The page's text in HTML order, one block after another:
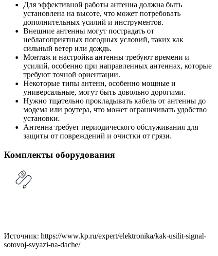
Для эффективной работы антенна должна быть
установлена на высоте, что может потребовать
дополнительных усилий и инструментов.
Внешние антенны могут пострадать от
неблагоприятных погодных условий, таких как
сильный ветер или дождь.
Монтаж и настройка антенны требуют времени и
усилий, особенно при направленных антеннах, которые
требуют точной ориентации.
Некоторые типы антенн, особенно мощные и
универсальные, могут быть довольно дорогими.
Нужно тщательно прокладывать кабель от антенны до
модема или роутера, что может ограничивать удобство
установки.
Антенна требует периодического обслуживания для
защиты от повреждений и очистки от грязи.
Комплекты оборудования
Источник: https://www.kp.ru/expert/elektronika/kak-usilit-signal-
sotovoj-svyazi-na-dache/